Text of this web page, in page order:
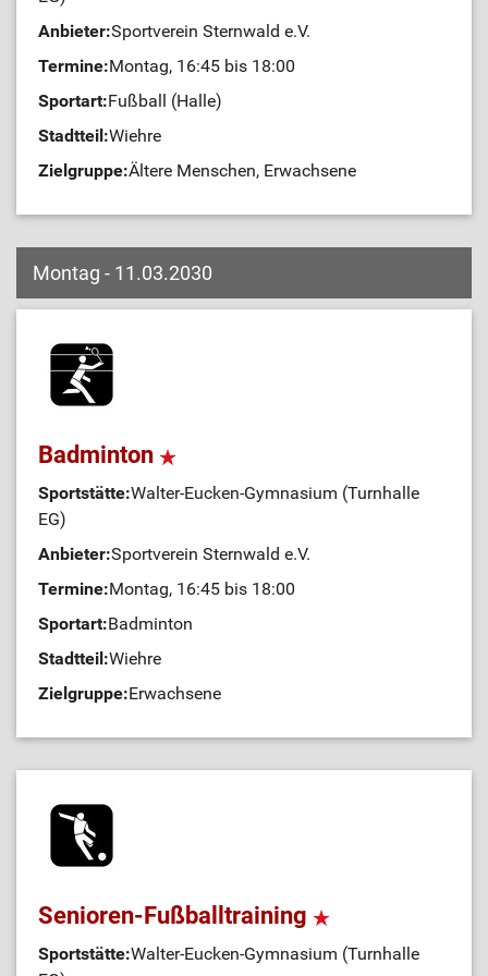
Anbieter:Sportverein Sternwald e.V.
Termine:Montag, 16:45 bis 18:00
Sportart:Fußball (Halle)
Stadtteil:Wiehre
Zielgruppe:Ältere Menschen, Erwachsene
Montag - 11.03.2030
Badminton
Sportstätte:Walter-Eucken-Gymnasium (Turnhalle
EG)
Anbieter:Sportverein Sternwald e.V.
Termine:Montag, 16:45 bis 18:00
Sportart:Badminton
Stadtteil:Wiehre
Zielgruppe:Erwachsene
Senioren-Fußballtraining
Sportstätte:Walter-Eucken-Gymnasium (Turnhalle